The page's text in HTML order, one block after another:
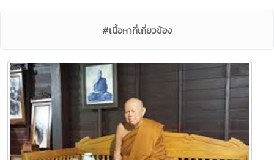
#เนื้อหาที่เกี่ยวข้อง